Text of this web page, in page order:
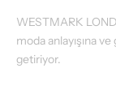
WESTMARK
moda anlayışına
getiriyor.